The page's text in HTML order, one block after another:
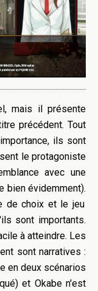
, mais il présente
précédent. Tout
ils sont
le protagoniste
avec une
bien évidemment).
de choix et le jeu
sont importants.
à atteindre. Les
sont narratives :
en deux scénarios
et Okaben'est